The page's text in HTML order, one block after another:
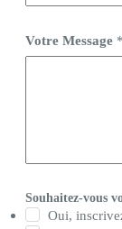
Votre Message *
o
Souhaitez-vous
Oui,